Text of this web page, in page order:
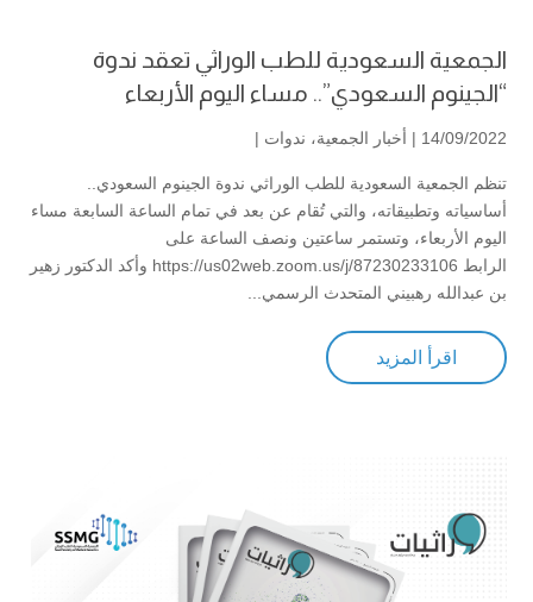
الجمعية السعودية للطب الوراثي تعقد ندوة
“الجينوم السعودي”.. مساء اليوم الأربعاء
14/09/2022 | أخبار الجمعية، ندوات |
تنظم الجمعية السعودية للطب الوراثي ندوة الجينوم السعودي..
أساسياته وتطبيقاته، والتي تُقام عن بعد في تمام الساعة السابعة مساء
اليوم الأربعاء، وتستمر ساعتين ونصف الساعة على
الرابط ‏https://us02web.zoom.us/j/87230233106 وأكد الدكتور زهير
بن عبدالله رهبيني المتحدث الرسمي...
اقرأ المزيد